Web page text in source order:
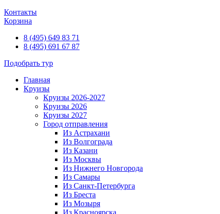
Контакты
Корзина
8 (495) 649 83 71
8 (495) 691 67 87
Подобрать тур
Главная
Круизы
Круизы 2026-2027
Круизы 2026
Круизы 2027
Город отправления
Из Астрахани
Из Волгограда
Из Казани
Из Москвы
Из Нижнего Новгорода
Из Самары
Из Санкт-Петербурга
Из Бреста
Из Мозыря
Из Красноярска